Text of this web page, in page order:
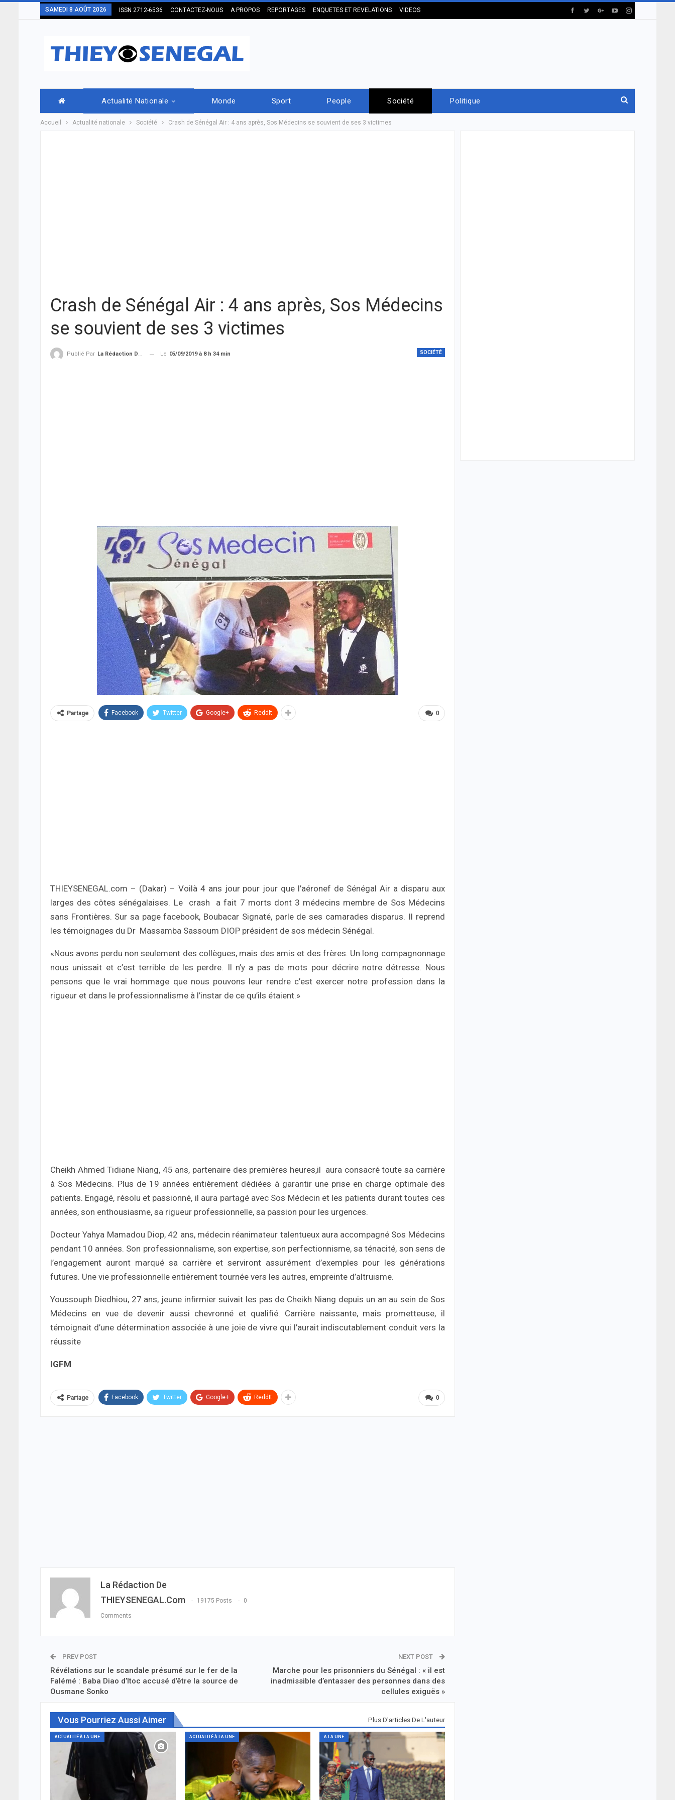
SAMEDI 8 AOÛT 2026 ISSN 2712-6536 CONTACTEZ-NOUS A PROPOS REPORTAGES ENQUETES ET REVELATIONS VIDEOS
Actualité Nationale Monde Sport People Société Politique
Accueil Actualité nationale Société Crash de Sénégal Air : 4 ans après, Sos Médecins se souvient de ses 3 victimes
Crash de Sénégal Air : 4 ans après, Sos Médecins
se souvient de ses 3 victimes
SOCIÉTÉ
Publié Par La Rédaction De THIEYSENEGAL.com Le 05/09/2019 à 8 h 34 min
0
Partage Facebook Twitter Google+ ReddIt
THIEYSENEGAL.com – (Dakar) – Voilà 4 ans jour pour jour que l’aéronef de Sénégal Air a disparu aux
larges des côtes sénégalaises. Le crash a fait 7 morts dont 3 médecins membre de Sos Médecins
sans Frontières. Sur sa page facebook, Boubacar Signaté, parle de ses camarades disparus. Il reprend
les témoignages du Dr Massamba Sassoum DIOP président de sos médecin Sénégal.
«Nous avons perdu non seulement des collègues, mais des amis et des frères. Un long compagnonnage
nous unissait et c’est terrible de les perdre. Il n’y a pas de mots pour décrire notre détresse. Nous
pensons que le vrai hommage que nous pouvons leur rendre c’est exercer notre profession dans la
rigueur et dans le professionnalisme à l’instar de ce qu’ils étaient.»
Cheikh Ahmed Tidiane Niang, 45 ans, partenaire des premières heures,il aura consacré toute sa carrière
à Sos Médecins. Plus de 19 années entièrement dédiées à garantir une prise en charge optimale des
patients. Engagé, résolu et passionné, il aura partagé avec Sos Médecin et les patients durant toutes ces
années, son enthousiasme, sa rigueur professionnelle, sa passion pour les urgences.
Docteur Yahya Mamadou Diop, 42 ans, médecin réanimateur talentueux aura accompagné Sos Médecins
pendant 10 années. Son professionnalisme, son expertise, son perfectionnisme, sa ténacité, son sens de
l’engagement auront marqué sa carrière et serviront assurément d’exemples pour les générations
futures. Une vie professionnelle entièrement tournée vers les autres, empreinte d’altruisme.
Youssouph Diedhiou, 27 ans, jeune infirmier suivait les pas de Cheikh Niang depuis un an au sein de Sos
Médecins en vue de devenir aussi chevronné et qualifié. Carrière naissante, mais prometteuse, il
témoignait d’une détermination associée à une joie de vivre qui l’aurait indiscutablement conduit vers la
réussite
IGFM
0
Partage Facebook Twitter Google+ ReddIt
La Rédaction De
THIEYSENEGAL.com
19175 Posts 0
Comments
PREV POST
Révélations sur le scandale présumé sur le fer de la
Falémé : Baba Diao d’Itoc accusé d’être la source de
Ousmane Sonko
NEXT POST
Marche pour les prisonniers du Sénégal : « il est
inadmissible d’entasser des personnes dans des
cellules exiguës »
Vous Pourriez Aussi Aimer Plus D'articles De L'auteur
ACTUALITÉ À LA UNE ACTUALITÉ À LA UNE A LA UNE